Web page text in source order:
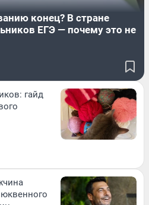
конец? В стране
ЕГЭ — почему это не
гайд